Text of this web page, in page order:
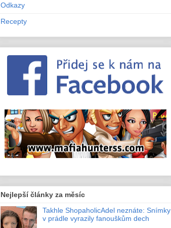
Odkazy
Recepty
Nejlepší články za měsíc
Takhle ShopaholicAdel neznáte: Snímky
v prádle vyrazily fanouškům dech